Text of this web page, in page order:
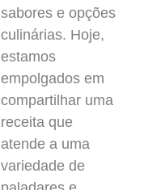
sabores e opções
culinárias. Hoje,
estamos
empolgados em
compartilhar uma
receita que
atende a uma
variedade de